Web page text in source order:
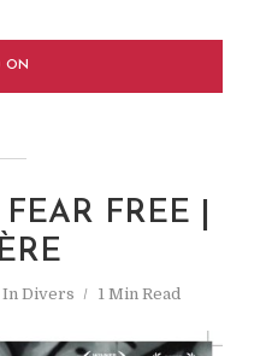
ON
FREE |
In Divers 1 Min Read